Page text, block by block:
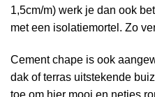
1,5cm/m) werk je dan ook
met een isolatiemortel. Zo
Cement chape is ook
dak of terras uitstekende
toe om hier mooi en netjes